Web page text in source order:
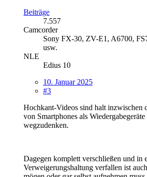
Beiträge
7.557
Camcorder
Sony FX-30, ZV-E1, A6700,
usw.
NLE
Edius 10
10. Januar 2025
#3
Hochkant-Videos sind halt inzwischen
von Smartphones als
wegzudenken.
Dagegen komplett verschließen und in
Verweigerungshaltung verfallen ist